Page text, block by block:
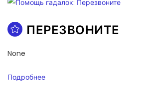
ПЕРЕЗВОНИТЕ
None
Подробнее